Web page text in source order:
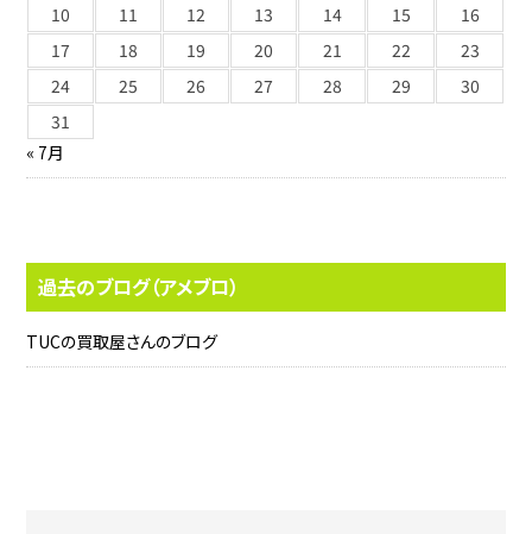
10
11 12 13 14 15
16
17
18 19 20 21 22
23
24
25 26 27 28 29
30
31
« 7月
過去のブログ（アメブロ）
TUCの買取屋さんのブログ